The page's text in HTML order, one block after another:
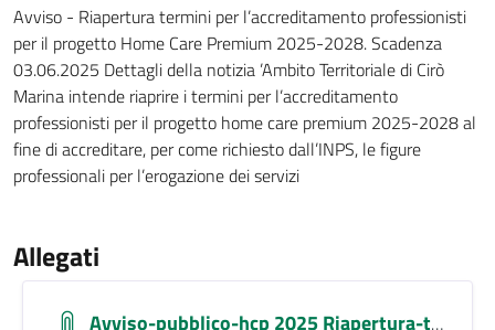
Avviso - Riapertura termini per l’accreditamento professionisti
per il progetto Home Care Premium 2025-2028. Scadenza
03.06.2025 Dettagli della notizia ’Ambito Territoriale di Cirò
Marina intende riaprire i termini per l’accreditamento
professionisti per il progetto home care premium 2025-2028 al
fine di accreditare, per come richiesto dall’INPS, le figure
professionali per l’erogazione dei servizi
Allegati
Avviso-pubblico-hcp 2025 Riapertura-termini Signed